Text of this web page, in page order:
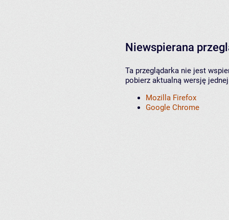
Niewspierana
Ta przeglądarka nie jest
pobierz aktualną wersję
Mozilla Firefox
Google Chrome